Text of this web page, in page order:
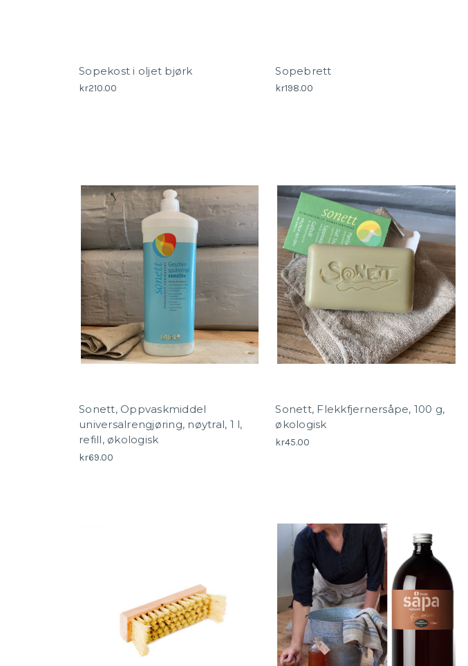
Sopekost i oljet bjørk
kr210.00
Sopebrett
kr198.00
Sonett, Oppvaskmiddel
universalrengjøring, nøytral, 1 l,
refill, økologisk
kr69.00
Sonett, Flekkfjernersåpe, 100 g,
økologisk
kr45.00